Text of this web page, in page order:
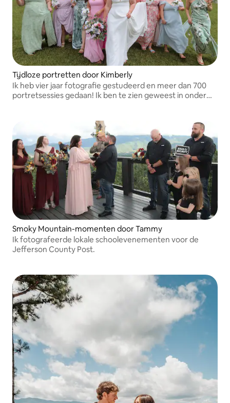
Tijdloze portretten door Kimberly
Ik heb vier jaar fotografie gestudeerd en meer dan 700
portretsessies gedaan! Ik ben te zien geweest in onder
Smoky Mountain-momenten door Tammy
Ik fotografeerde lokale schoolevenementen voor de
Jefferson County Post.